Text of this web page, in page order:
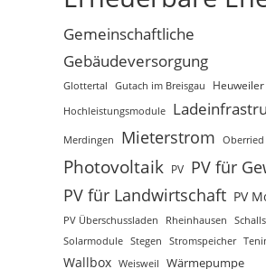
Gemeinschaftliche
Gebäudeversorgung
Glottertal Gutach im Breisgau
Heuweiler
Hochleistungsmodule
Merdingen Mieterstrom Oberried
Photovoltaik PV PV für
PV für Landwirtschaft PV
PV Überschussladen Rheinhausen
Solarmodule Stegen Stromspeicher
Wallbox Weisweil Wärmepumpe